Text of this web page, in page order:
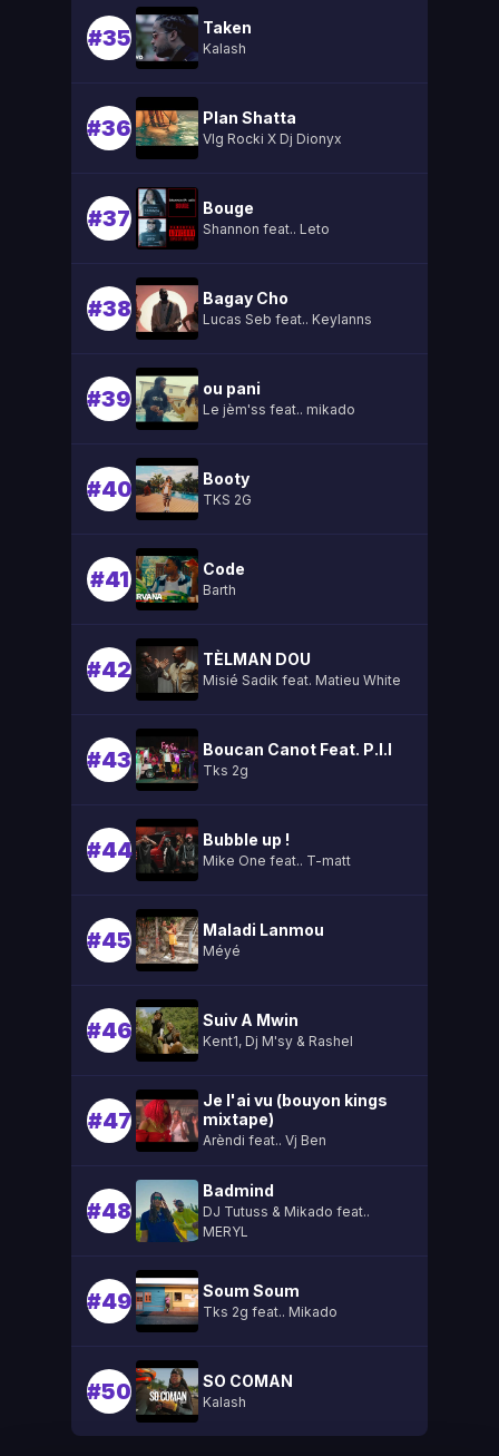
#35 Taken
Kalash
#36 Plan Shatta
Vlg Rocki X Dj Dionyx
#37 Bouge
Shannon feat.. Leto
#38 Bagay Cho
Lucas Seb feat.. Keylanns
#39 ou pani
Le jèm'ss feat.. mikado
#40 Booty
TKS 2G
#41 Code
Barth
#42 TÈLMAN DOU
Misié Sadik feat. Matieu White
#43 Boucan Canot Feat. P.l.l
Tks 2g
#44 Bubble up !
Mike One feat.. T-matt
#45 Maladi Lanmou
Méyé
#46 Suiv A Mwin
Kent1, Dj M'sy & Rashel
#47
Je l'ai vu (bouyon kings
mixtape)
Arèndi feat.. Vj Ben
#48
Badmind
DJ Tutuss & Mikado feat..
MERYL
#49 Soum Soum
Tks 2g feat.. Mikado
#50 SO COMAN
Kalash